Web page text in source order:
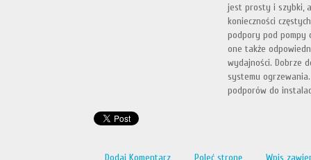
jest prosty i szybki,
konieczności
podpory pod pompy
one także
wydajności. Dobrze
systemu
podporów do
Dodaj Komentarz Poleć stronę Wpis